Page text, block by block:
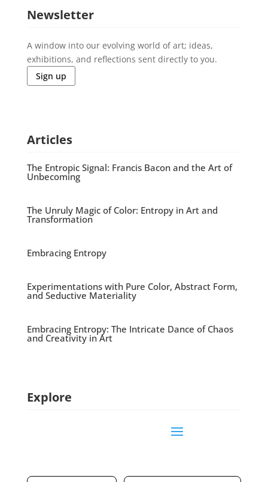
Newsletter
A window into our evolving world of art; ideas,
exhibitions, and reflections sent directly to you.
Sign up
Articles
The Entropic Signal: Francis Bacon and the Art of
Unbecoming
The Unruly Magic of Color: Entropy in Art and
Transformation
Embracing Entropy
Experimentations with Pure Color, Abstract Form,
and Seductive Materiality
Embracing Entropy: The Intricate Dance of Chaos
and Creativity in Art
Explore